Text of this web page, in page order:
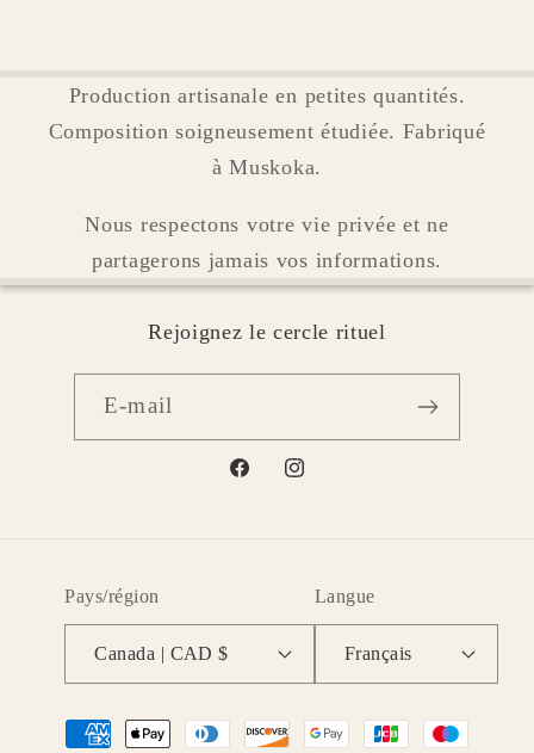
Production artisanale en petites quantités.
Composition soigneusement étudiée. Fabriqué
à Muskoka.
Nous respectons votre vie privée et ne
partagerons jamais vos informations.
Rejoignez le cercle rituel
E-mail
FacebookInstagram
Pays/région
Canada | CAD $
Langue
Français
Moyens